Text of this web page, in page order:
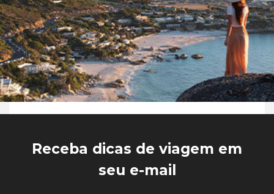
Receba dicas de viagem em
seu e-mail